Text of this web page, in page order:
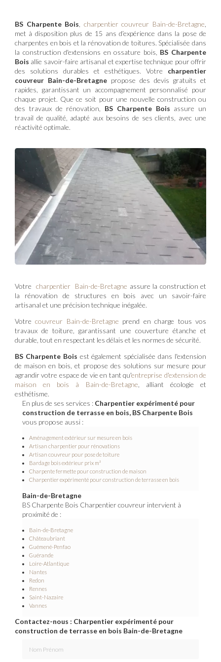
BS Charpente Bois charpentier couvreur Bain-de-Bretagne
met à disposition plus de 15 ans d’expérience dans la pose de
charpentes en bois et la rénovation de toitures. Spécialisée dans
la construction d'extensions en ossature bois, BS Charpente
Bois allie savoir-faire artisanal et expertise technique pour offrir
des solutions durables et esthétiques. Votre charpentier
couvreur Bain-de-Bretagne propose des devis gratuits et
rapides, garantissant un accompagnement personnalisé pour
chaque projet. Que ce soit pour une nouvelle construction ou
des travaux de rénovation, BS Charpente Bois assure un
travail de qualité, adapté aux besoins de ses clients, avec une
réactivité optimale.
Votre charpentier Bain-de-Bretagne assure la construction et
la rénovation de structures en bois avec un savoir-faire
artisanal et une précision technique inégalée.
Votrecouvreur Bain-de-Bretagne prend en charge tous vos
travaux de toiture, garantissant une couverture étanche et
durable, tout en respectant les délais et les normes de sécurité.
BS Charpente Bois est également spécialisée dans l'extension
de maison en bois, et propose des solutions sur mesure pour
agrandir votre espace de vie en tant qu'entreprise d'extension de
maison en bois à Bain-de-Bretagne , alliant écologie et
esthétisme.
En plus de ses services : Charpentier expérimenté pour
construction de terrasse en bois, BS Charpente Bois
vous propose aussi :
Aménagement extérieur sur mesure en bois
Artisan charpentier pour rénovations
Artisan couvreur pour pose de toiture
Bardage bois extérieur prix m²
Charpente fermette pour construction de maison
Charpentier expérimenté pour construction de terrasse en bois
Bain-de-Bretagne
BS Charpente Bois Charpentier couvreur intervient à
proximité de :
Bain-de-Bretagne
Châteaubriant
Guémené-Penfao
Guérande
Loire-Atlantique
Nantes
Redon
Rennes
Saint-Nazaire
Vannes
Contactez-nous : Charpentier expérimenté pour
construction de terrasse en bois Bain-de-Bretagne